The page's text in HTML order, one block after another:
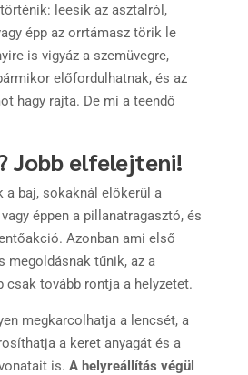
leesik az asztalról,
épp az orrtámasz törik le
is vigyáz a szemüvegre,
előfordulhatnak, és az
hagy rajta. De mi a teendő
Jobb elfelejteni!
baj, sokaknál előkerül a
éppen a pillanatragasztó, és
Azonban ami első
megoldásnak tűnik, az a
csak tovább rontja a helyzetet.
megkarcolhatja a lencsét, a
a keret anyagát és a
is. A helyreállítás végül